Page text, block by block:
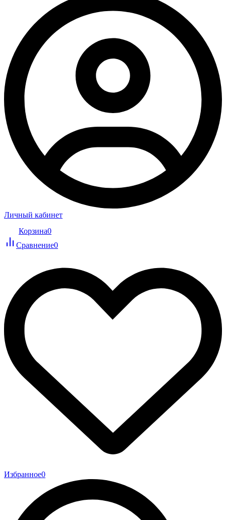
Личный кабинет
Корзина0
Сравнение0
Избранное0